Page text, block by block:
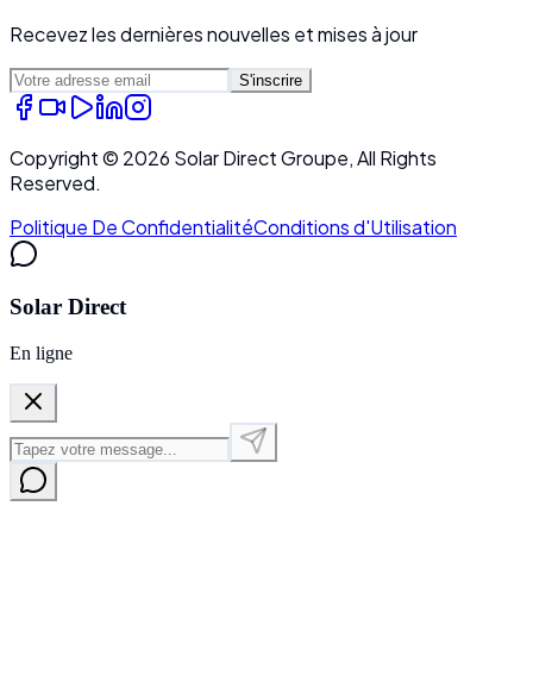
Recevez les dernières nouvelles et mises à jour
S'inscrire
Copyright © 2026 Solar Direct Groupe, All Rights
Reserved.
Politique De ConfidentialitéConditions d'Utilisation
Solar Direct
En ligne